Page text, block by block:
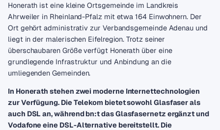
Honerath ist eine kleine Ortsgemeinde im Landkreis
Ahrweiler in Rheinland-Pfalz mit etwa 164 Einwohnern. Der
Ort gehört administrativ zur Verbandsgemeinde Adenau und
liegt in der malerischen Eifelregion. Trotz seiner
überschaubaren Größe verfügt Honerath über eine
grundlegende Infrastruktur und Anbindung an die
umliegenden Gemeinden.
In Honerath stehen zwei moderne Internettechnologien
zur Verfügung. Die Telekom bietet sowohl Glasfaser als
auch DSL an, während bn:t das Glasfasernetz ergänzt und
Vodafone eine DSL-Alternative bereitstellt. Die